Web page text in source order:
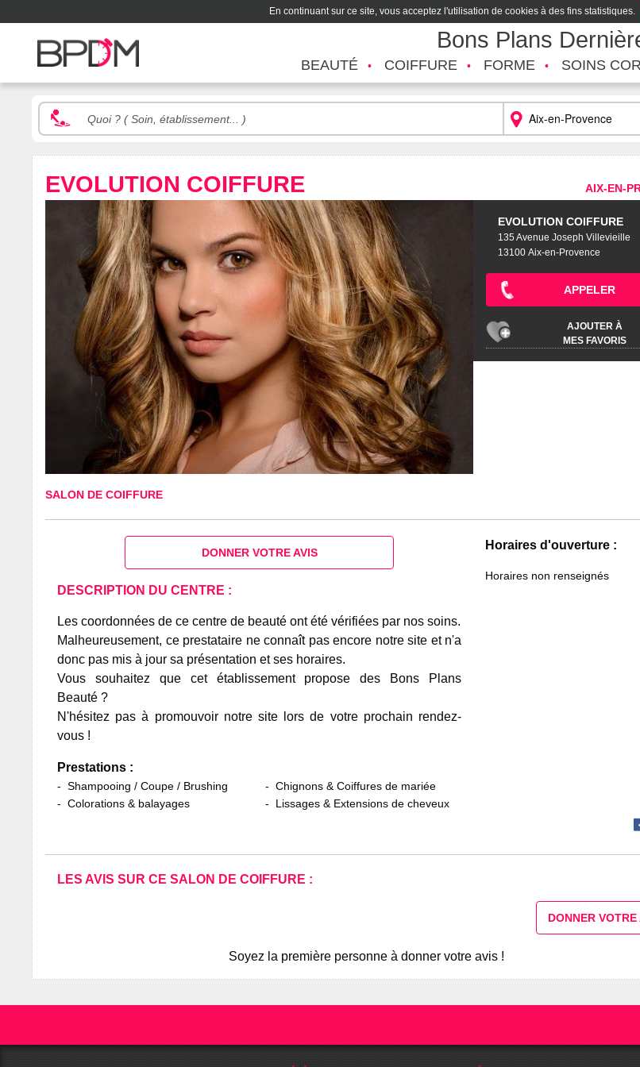
En continuant sur ce site, vous acceptez l'utilisation de cookies à des fins statistiques.
Bons Plans
BEAUTÉ COIFFURE FORME SOINS
EVOLUTION COIFFURE AIX-EN-
EVOLUTION COIFFURE
135 Avenue Joseph Villevieille
13100 Aix-en-Provence
APPELER
AJOUTER À
MES FAVORIS
SALON DE COIFFURE
Horaires d'ouverture :
Horaires non renseignés
DONNER VOTRE AVIS
DESCRIPTION DU CENTRE :
Les coordonnées de ce centre de beauté ont été vérifiées par nos soins.
Malheureusement, ce prestataire ne connaît pas encore notre site et n'a
donc pas mis à jour sa présentation et ses horaires.
Vous souhaitez que cet établissement propose des Bons Plans
Beauté ?
N'hésitez pas à promouvoir notre site lors de votre prochain rendez-
vous !
Prestations :
Shampooing / Coupe / Brushing
Colorations & balayages
Chignons & Coiffures de mariée
Lissages & Extensions de cheveux
LES AVIS SUR CE SALON DE COIFFURE :
DONNER VOTRE
Soyez la première personne à donner votre avis !